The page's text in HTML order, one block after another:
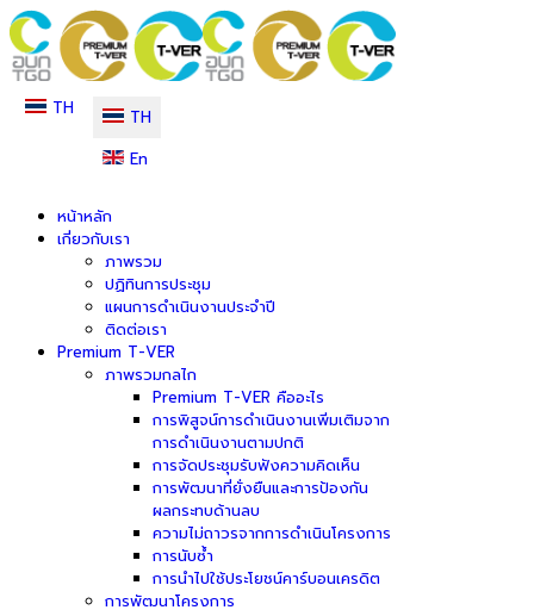
TH
TH
En
หน้าหลัก
เกี่ยวกับเรา
ภาพรวม
ปฏิทินการประชุม
แผนการดำเนินงานประจำปี
ติดต่อเรา
Premium T-VER
ภาพรวมกลไก
Premium T-VER คืออะไร
การพิสูจน์การดำเนินงานเพิ่มเติมจาก
การดำเนินงานตามปกติ
การจัดประชุมรับฟังความคิดเห็น
การพัฒนาที่ยั่งยืนและการป้องกัน
ผลกระทบด้านลบ
ความไม่ถาวรจากการดำเนินโครงการ
การนับซ้ำ
การนำไปใช้ประโยชน์คาร์บอนเครดิต
การพัฒนาโครงการ